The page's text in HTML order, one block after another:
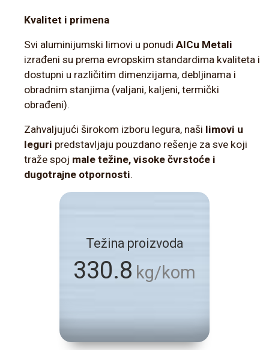
Kvalitet i primena
Svi aluminijumski limovi u ponudi AlCu Metali
izrađeni su prema evropskim standardima kvaliteta i
dostupni u različitim dimenzijama, debljinama i
obradnim stanjima (valjani, kaljeni, termički
obrađeni).
Zahvaljujući širokom izboru legura, naši limovi u
leguri predstavljaju pouzdano rešenje za sve koji
traže spoj male težine, visoke čvrstoće i
dugotrajne otpornosti.
Težina proizvoda
330.8 kg/kom